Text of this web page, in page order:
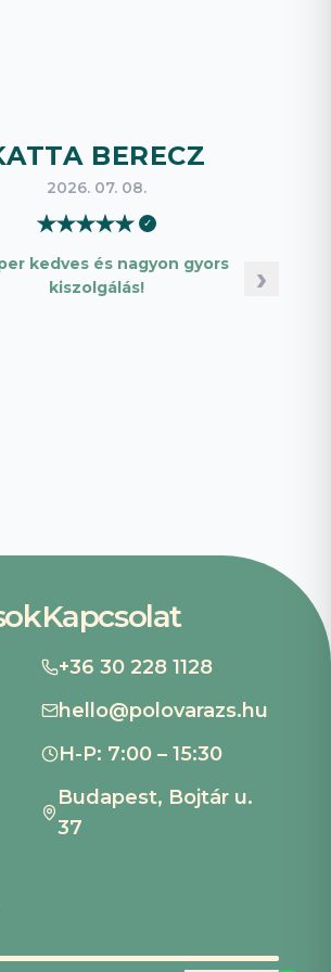
BERECZ
2026. 07. 08.
★★★★★ ✓
kedves és nagyon gyors
kiszolgálás!
›
Kapcsolat
+36 30 228 1128
hello@polovarazs.hu
H-P: 7:00 – 15:30
Budapest, Bojtár u.
37